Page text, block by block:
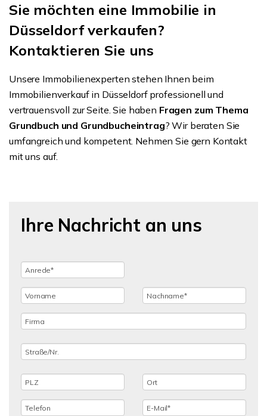
Sie möchten eine Immobilie in
Düsseldorf verkaufen?
Kontaktieren Sie uns
Unsere Immobilienexperten stehen Ihnen beim
Immobilienverkauf in Düsseldorf professionell und
vertrauensvoll zur Seite. Sie haben Fragen zum Thema
Grundbuch und Grundbucheintrag? Wir beraten Sie
umfangreich und kompetent. Nehmen Sie gern Kontakt
mit uns auf.
Ihre Nachricht an uns